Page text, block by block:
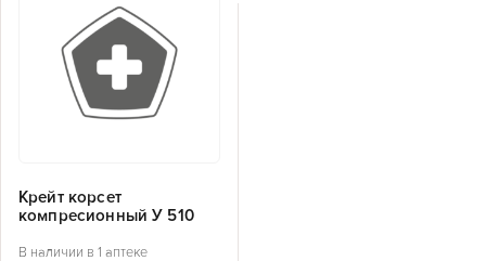
Крейт корсет
компресионный У 510
В наличии в 1 аптеке